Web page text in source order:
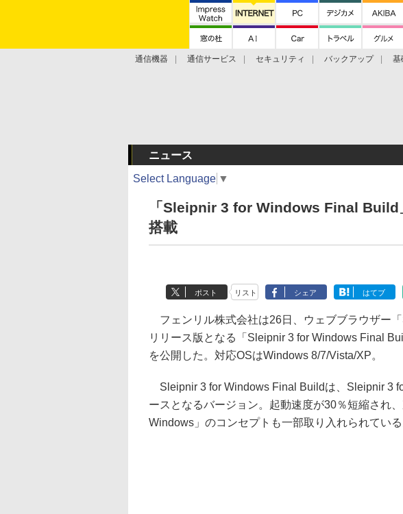
通信機器 通信サービス セキュリティ バックアップ 基
ニュース
Select Language ▼
「Sleipnir 3 for Windows Final Build
搭載
ポスト リスト シェア はてブ
フェンリル株式会社は26日、ウェブブラウザー
リリース版となる「Sleipnir 3 for Windows Final
を公開した。対応OSはWindows 8/7/Vista/XP。
Sleipnir 3 for Windows Final Buildは、Sleipnir 3
ースとなるバージョン。起動速度が30％短縮され
Windows」のコンセプトも一部取り入れられている